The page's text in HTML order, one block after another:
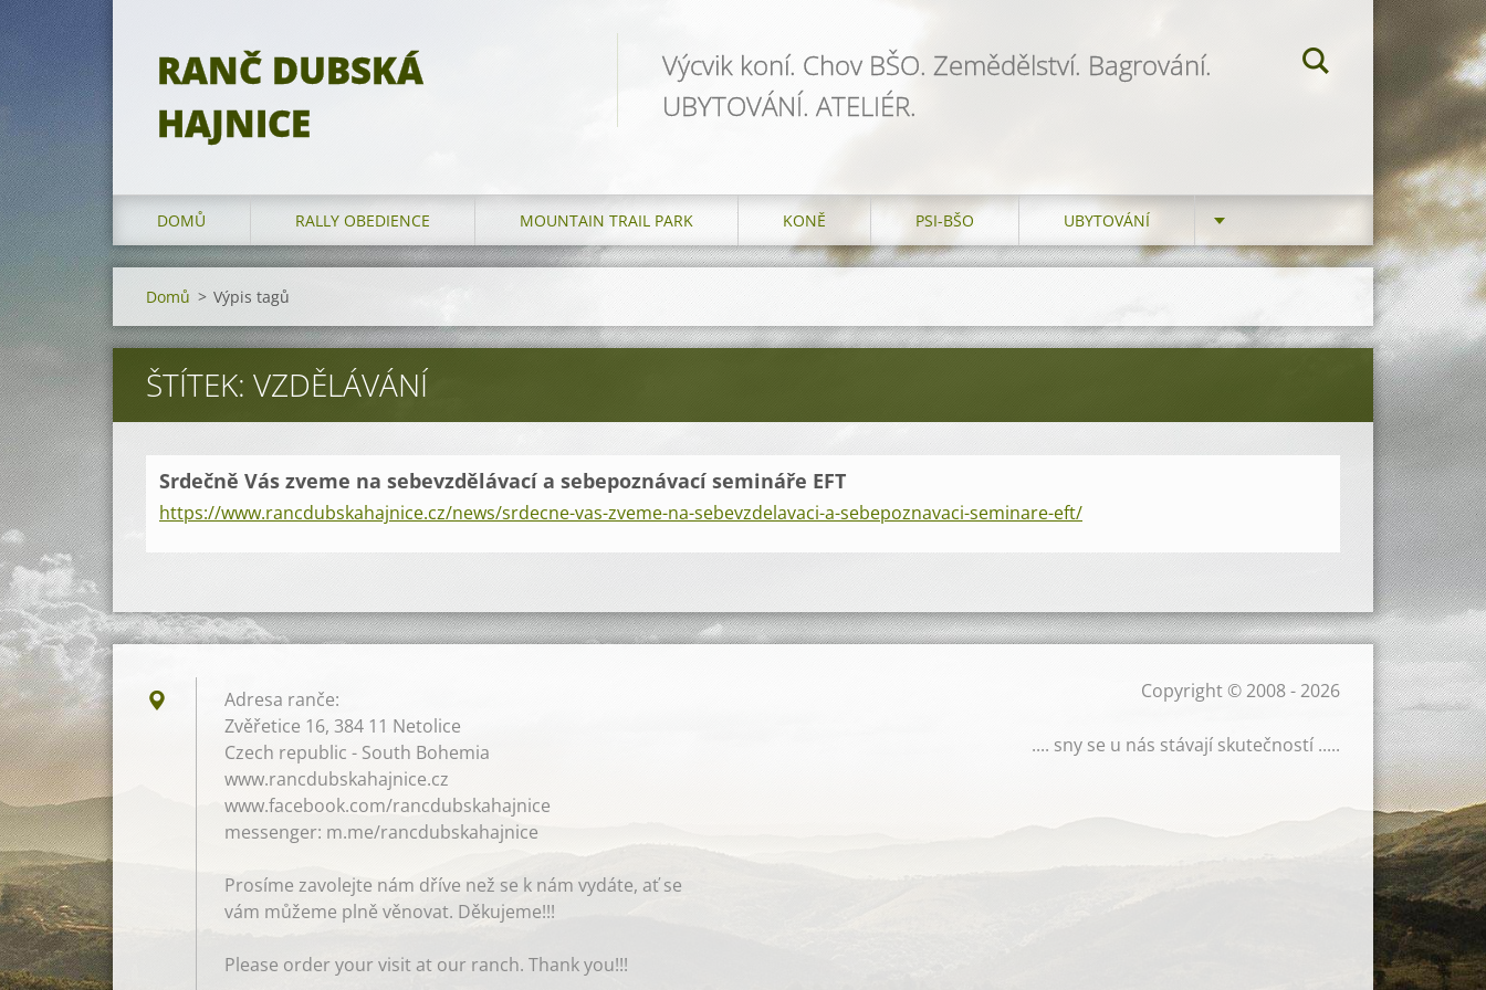
RANČ DUBSKÁ
HAJNICE
Výcvik koní. Chov BŠO. Zemědělství. Bagrování.
UBYTOVÁNÍ. ATELIÉR.
DOMŮ RALLY OBEDIENCE MOUNTAIN TRAIL PARK KONĚ PSI-BŠO UBYTOVÁNÍ
Domů > Výpis tagů
ŠTÍTEK: VZDĚLÁVÁNÍ
Srdečně Vás zveme na sebevzdělávací a sebepoznávací semináře EFT
https://www.rancdubskahajnice.cz/news/srdecne-vas-zveme-na-sebevzdelavaci-a-sebepoznavaci-seminare-eft/
Adresa ranče:
Zvěřetice 16, 384 11 Netolice
Czech republic - South Bohemia
www.rancdubskahajnice.cz
www.facebook.com/rancdubskahajnice
messenger: m.me/rancdubskahajnice
Prosíme zavolejte nám dříve než se k nám vydáte, ať se
vám můžeme plně věnovat. Děkujeme!!!
Please order your visit at our ranch. Thank you!!!
Copyright © 2008 - 2026
.... sny se u nás stávají skutečností .....